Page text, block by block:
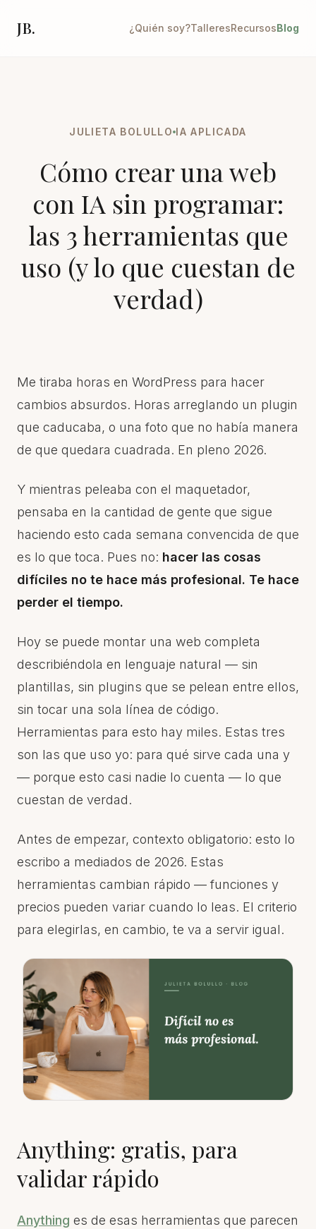
JB. ¿Quién soy?TalleresRecursosBlog
JULIETA BOLULLO IA APLICADA
Cómo crear una web
con IA sin programar:
las 3 herramientas que
uso (y lo que cuestan de
verdad)
Me tiraba horas en WordPress para hacer
cambios absurdos. Horas arreglando un plugin
que caducaba, o una foto que no había manera
de que quedara cuadrada. En pleno 2026.
Y mientras peleaba con el maquetador,
pensaba en la cantidad de gente que sigue
haciendo esto cada semana convencida de que
es lo que toca. Pues no: hacer las cosas
difíciles no te hace más profesional. Te hace
perder el tiempo.
Hoy se puede montar una web completa
describiéndola en lenguaje natural — sin
plantillas, sin plugins que se pelean entre ellos,
sin tocar una sola línea de código.
Herramientas para esto hay miles. Estas tres
son las que uso yo: para qué sirve cada una y
— porque esto casi nadie lo cuenta — lo que
cuestan de verdad.
Antes de empezar, contexto obligatorio: esto lo
escribo a mediados de 2026. Estas
herramientas cambian rápido — funciones y
precios pueden variar cuando lo leas. El criterio
para elegirlas, en cambio, te va a servir igual.
Anything: gratis, para
validar rápido
Anything es de esas herramientas que parecen